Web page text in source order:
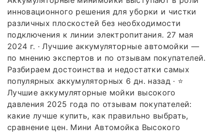
инновационного решения для уборки и чистки
различных плоскостей без необходимости
подключения к линии электропитания. 27 мая
2024 г. · Лучшие аккумуляторные автомойки —
по мнению экспертов и по отзывам покупателей.
Разбираем достоинства и недостатки самых
популярных аккумуляторных 6 дн. назад · ⭐
Лучшие аккумуляторные мойки высокого
давления 2025 года по отзывам покупателей:
какие лучше купить, как правильно выбрать,
сравнение цен. Мини Автомойка Высокого